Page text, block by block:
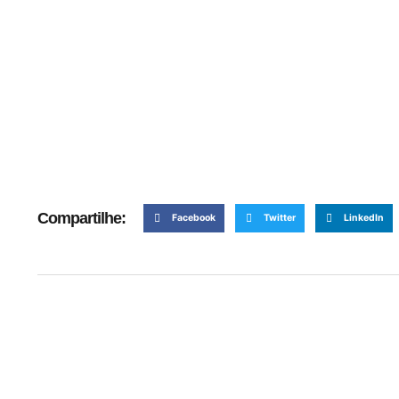
Compartilhe: Facebook Twitter LinkedIn